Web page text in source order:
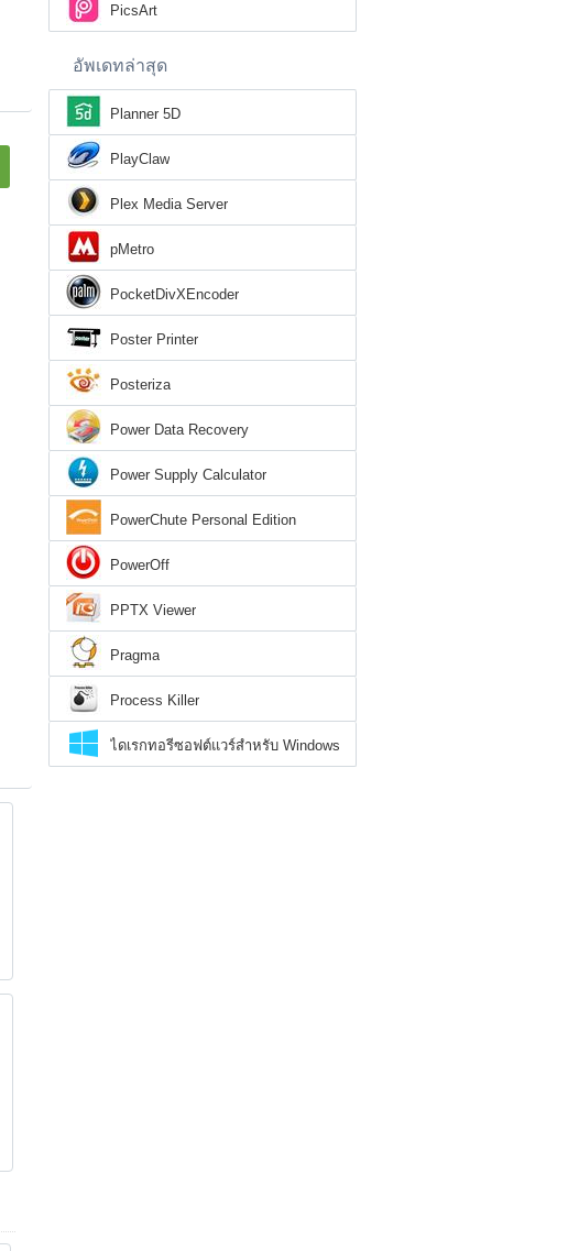
PicsArt
อัพเดทล่าสุด
Planner 5D
PlayClaw
Plex Media Server
pMetro
PocketDivXEncoder
Poster Printer
Posteriza
Power Data Recovery
Power Supply Calculator
PowerChute Personal Edition
PowerOff
PPTX Viewer
Pragma
Process Killer
ไดเรกทอรีซอฟต์แวร์สำหรับ Windows
10